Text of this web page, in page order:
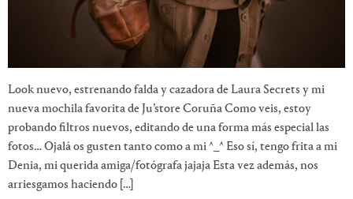
Look nuevo, estrenando falda y cazadora de Laura Secrets y mi
nueva mochila favorita de Ju’store Coruña Como veis, estoy
probando filtros nuevos, editando de una forma más especial las
fotos… Ojalá os gusten tanto como a mi ^_^ Eso sí, tengo frita a mi
Denia, mi querida amiga/fotógrafa jajaja Esta vez además, nos
arriesgamos haciendo […]